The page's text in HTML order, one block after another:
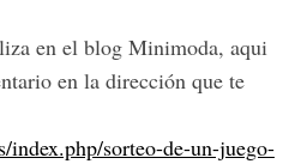
en el blog Minimoda, aqui
en la dirección que te
sorteo-de-un-juego-